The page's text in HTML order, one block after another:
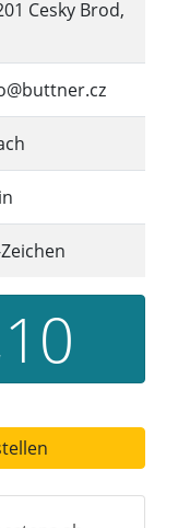
Cesky Brod,
Zeichen